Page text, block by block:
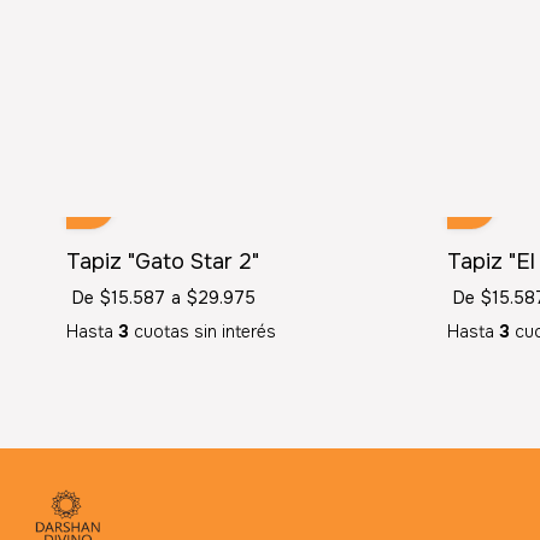
Tapiz "Gato Star 2"
De $15.587 a $29.975
Hasta 3 cuotas sin interés
Tapiz
De
Hasta 3